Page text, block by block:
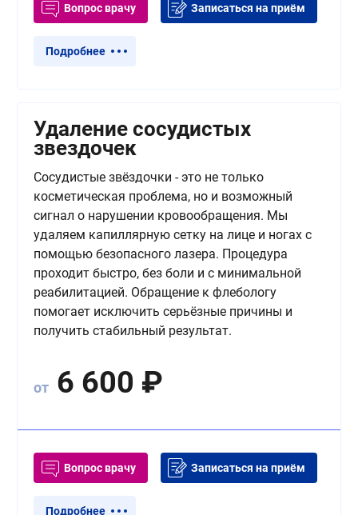
Вопрос врачу Записаться на приём
Подробнее
Удаление сосудистых
звездочек
Сосудистые звёздочки - это не только
косметическая проблема, но и возможный
сигнал о нарушении кровообращения. Мы
удаляем капиллярную сетку на лице и ногах с
помощью безопасного лазера. Процедура
проходит быстро, без боли и с минимальной
реабилитацией. Обращение к флебологу
помогает исключить серьёзные причины и
получить стабильный результат.
от 6 600 ₽
Вопрос врачу Записаться на приём
Подробнее